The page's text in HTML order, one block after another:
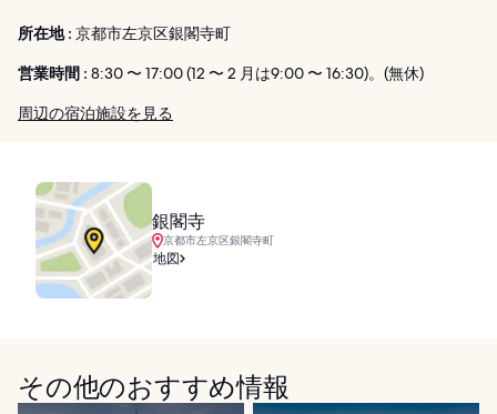
所在地 : 京都市左京区銀閣寺町
営業時間 : 8:30 〜 17:00 (12 〜 2 月は9:00 〜 16:30)。(無休)
周辺の宿泊施設を見る
銀閣寺
京都市左京区銀閣寺町
地図
その他のおすすめ情報